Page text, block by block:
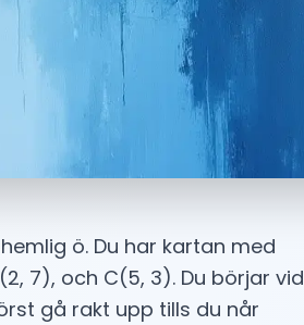
ö. Du har kartan med
7), och C(5, 3). Du börjar vid
gå rakt upp tills du når